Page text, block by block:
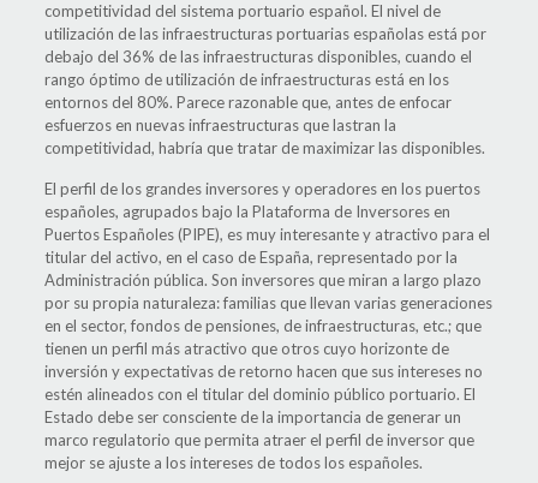
competitividad del sistema portuario español. El nivel de
utilización de las infraestructuras portuarias españolas está por
debajo del 36% de las infraestructuras disponibles, cuando el
rango óptimo de utilización de infraestructuras está en los
entornos del 80%. Parece razonable que, antes de enfocar
esfuerzos en nuevas infraestructuras que lastran la
competitividad, habría que tratar de maximizar las disponibles.
El perfil de los grandes inversores y operadores en los puertos
españoles, agrupados bajo la Plataforma de Inversores en
Puertos Españoles (PIPE), es muy interesante y atractivo para el
titular del activo, en el caso de España, representado por la
Administración pública. Son inversores que miran a largo plazo
por su propia naturaleza: familias que llevan varias generaciones
en el sector, fondos de pensiones, de infraestructuras, etc.; que
tienen un perfil más atractivo que otros cuyo horizonte de
inversión y expectativas de retorno hacen que sus intereses no
estén alineados con el titular del dominio público portuario. El
Estado debe ser consciente de la importancia de generar un
marco regulatorio que permita atraer el perfil de inversor que
mejor se ajuste a los intereses de todos los españoles.